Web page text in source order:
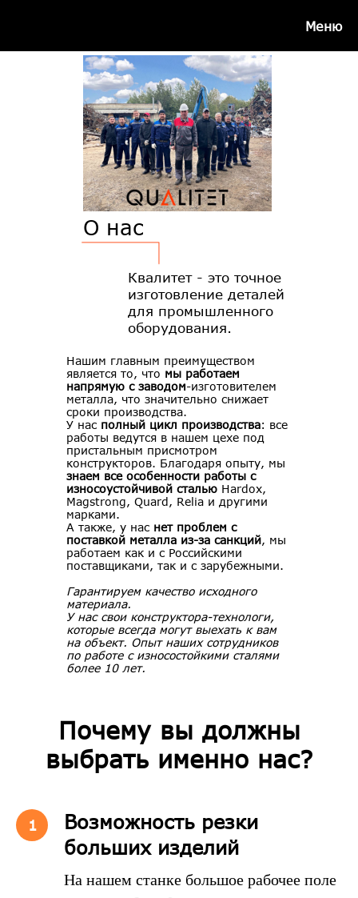
Меню
О нас
Нашим главным преимуществом
является то, что мы работаем
напрямую с заводом-изготовителем
металла, что значительно снижает
сроки производства.
У нас полный цикл производства: все
работы ведутся в нашем цехе под
пристальным присмотром
конструкторов. Благодаря опыту, мы
знаем все особенности работы с
износоустойчивой сталью Hardox,
Magstrong, Quard, Relia и другими
марками.
А также, у нас нет проблем с
поставкой металла из-за санкций, мы
работаем как и с Российскими
поставщиками, так и с зарубежными.
Гарантируем качество исходного
материала.
У нас свои конструктора-технологи,
которые всегда могут выехать к вам
на объект. Опыт наших сотрудников
по работе с износостойкими сталями
более 10 лет.
Квалитет - это точное
изготовление деталей
для промышленного
оборудования.
Почему вы должны
выбрать именно нас?
Возможность резки
больших изделий
На нашем станке большое рабочее поле